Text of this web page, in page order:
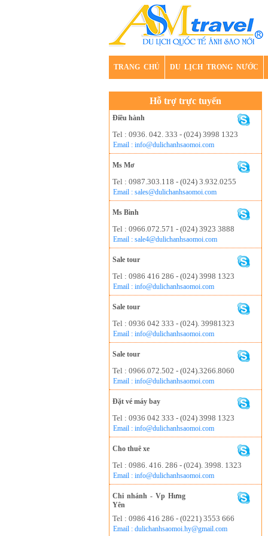
TRANG CHỦ DU LỊCH TRONG NƯỚC
Hỗ trợ trực tuyến
Điều hành
Tel : 0936. 042. 333 - (024) 3998 1323
Email : info@dulichanhsaomoi.com
Ms Mơ
Tel : 0987.303.118 - (024) 3.932.0255
Email : sales@dulichanhsaomoi.com
Ms Bình
Tel : 0966.072.571 - (024) 3923 3888
Email : sale4@dulichanhsaomoi.com
Sale tour
Tel : 0986 416 286 - (024) 3998 1323
Email : info@dulichanhsaomoi.com
Sale tour
Tel : 0936 042 333 - (024). 39981323
Email : info@dulichanhsaomoi.com
Sale tour
Tel : 0966.072.502 - (024).3266.8060
Email : info@dulichanhsaomoi.com
Đặt vé máy bay
Tel : 0936 042 333 - (024) 3998 1323
Email : info@dulichanhsaomoi.com
Cho thuê xe
Tel : 0986. 416. 286 - (024). 3998. 1323
Email : info@dulichanhsaomoi.com
Chi nhánh - Vp Hưng
Yên
Tel : 0986 416 286 - (0221) 3553 666
Email : dulichanhsaomoi.hy@gmail.com